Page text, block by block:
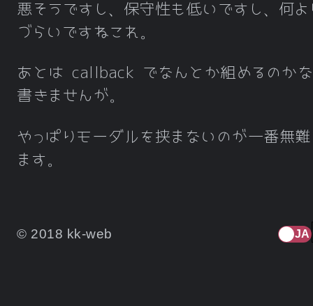
悪そうですし、保守性も低いですし、何よ
づらいですねこれ。
あとは callback でなんとか組めるのか
書きませんが。
やっぱりモーダルを挟まないのが一番無
ます。
© 2018 kk-web JA